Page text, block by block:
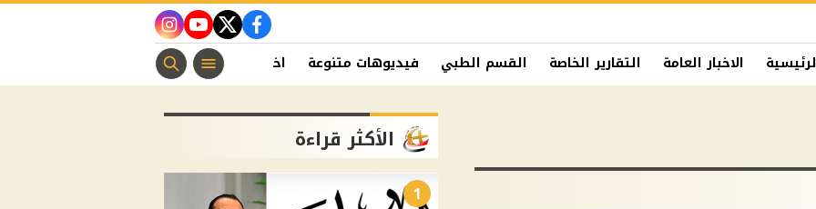
facebook
twitter
youtube
instagram
الاخبار العامة التقارير الخاصة القسم الطبي فيديوهات متنوعة اخبار الفن منوعات مسيحية
الأكثر قراءة
1